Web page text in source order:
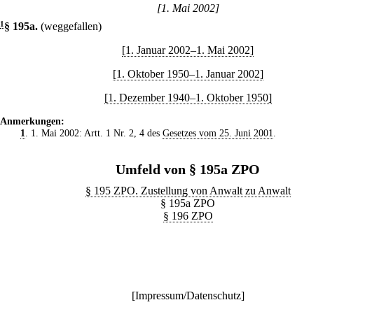
[1. Mai 2002]
1 § 195a. (weggefallen)
[1. Januar 2002–1. Mai 2002]
[1. Oktober 1950–1. Januar 2002]
[1. Dezember 1940–1. Oktober 1950]
Anmerkungen:
1
. 1. Mai 2002: Artt. 1 Nr. 2, 4 des Gesetzes vom 25. Juni 2001
Umfeld von § 195a ZPO
§ 195 ZPO. Zustellung von Anwalt zu Anwalt
§ 195a ZPO
§ 196 ZPO
[Impressum/Datenschutz]